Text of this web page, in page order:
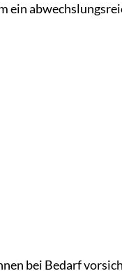
ein
bei Bedarf